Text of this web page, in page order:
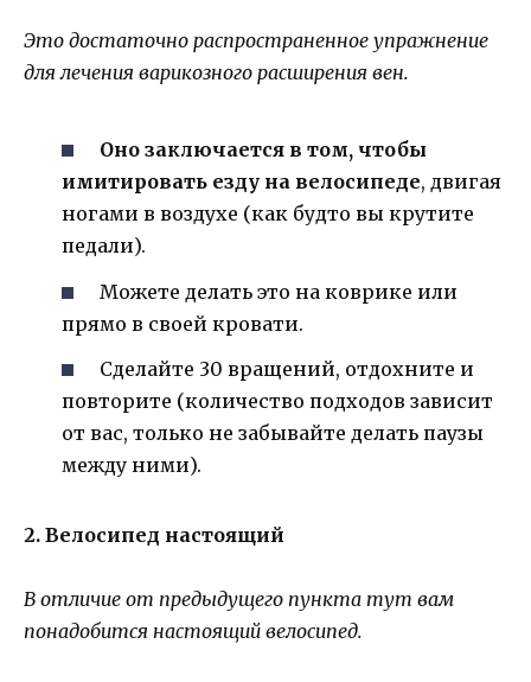
Это достаточно распространенное упражнение
для лечения варикозного расширения вен.
Оно заключается в том, чтобы
имитировать езду на велосипеде, двигая
ногами в воздухе (как будто вы крутите
педали).
Можете делать это на коврике или
прямо в своей кровати.
Сделайте 30 вращений, отдохните и
повторите (количество подходов зависит
от вас, только не забывайте делать паузы
между ними).
2. Велосипед настоящий
В отличие от предыдущего пункта тут вам
понадобится настоящий велосипед.